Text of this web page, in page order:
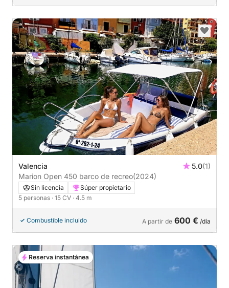
Valencia 5.0(1)
Marion Open 450 barco de recreo(2024)
Sin licencia
Súper propietario
5 personas · 15 CV · 4.5 m
Combustible incluido A partir de 600 € /día
Reserva instantánea